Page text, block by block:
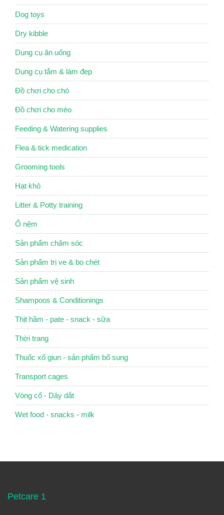
Dog toys
Dry kibble
Dụng cụ ăn uống
Dụng cụ tắm & làm đẹp
Đồ chơi cho chó
Đồ chơi cho mèo
Feeding & Watering supplies
Flea & tick medication
Grooming tools
Hạt khô
Litter & Potty training
Ổ nệm
Sản phẩm chăm sóc
Sản phẩm trị ve & bọ chét
Sản phẩm vệ sinh
Shampoos & Conditionings
Thịt hầm - pate - snack - sữa
Thời trang
Thuốc xổ giun - sản phẩm bổ sung
Transport cages
Vòng cổ - Dây dắt
Wet food - snacks - milk
Petcare 1